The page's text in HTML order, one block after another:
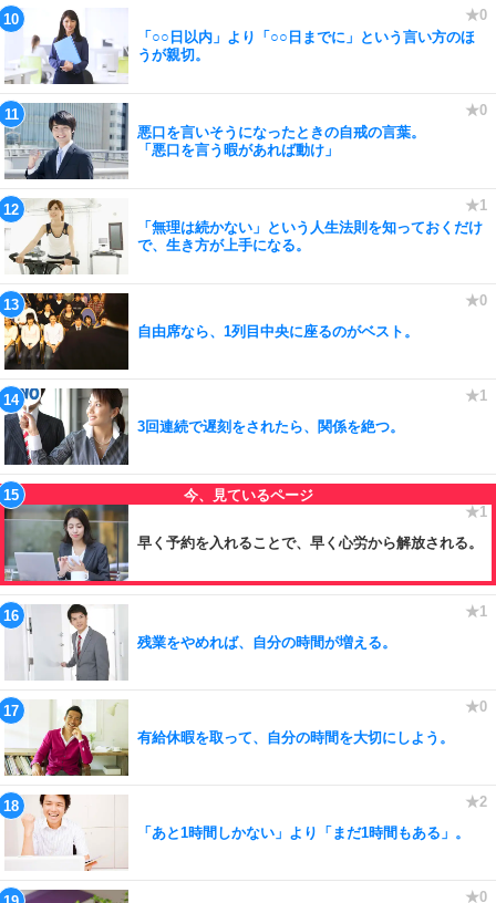
「○○日以内」より「○○日までに」という言い方のほ
うが親切。
悪口を言いそうになったときの自戒の言葉。
「悪口を言う暇があれば動け」
「無理は続かない」という人生法則を知っておくだけ
で、生き方が上手になる。
自由席なら、1列目中央に座るのがベスト。
3回連続で遅刻をされたら、関係を絶つ。
早く予約を入れることで、早く心労から解放される。
残業をやめれば、自分の時間が増える。
有給休暇を取って、自分の時間を大切にしよう。
「あと1時間しかない」より「まだ1時間もある」。